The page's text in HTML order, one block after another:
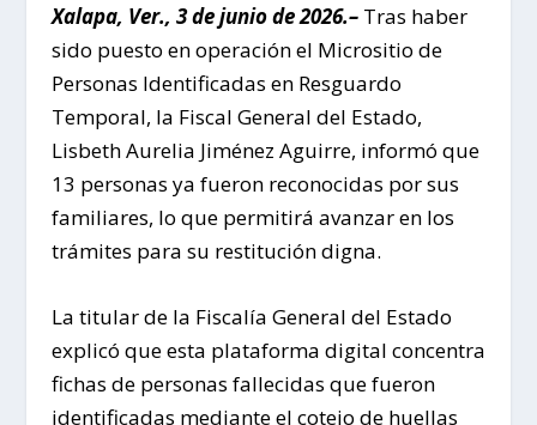
Xalapa, Ver., 3 de junio de 2026.–Tras haber
sido puesto en operación el Micrositio de
Personas Identificadas en Resguardo
Temporal, la Fiscal General del Estado,
Lisbeth Aurelia Jiménez Aguirre, informó que
13 personas ya fueron reconocidas por sus
familiares, lo que permitirá avanzar en los
trámites para su restitución digna.
La titular de la Fiscalía General del Estado
explicó que esta plataforma digital concentra
fichas de personas fallecidas que fueron
identificadas mediante el cotejo de huellas